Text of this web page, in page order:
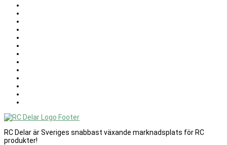
RC Delar är Sveriges snabbast växande marknadsplats för RC
produkter!